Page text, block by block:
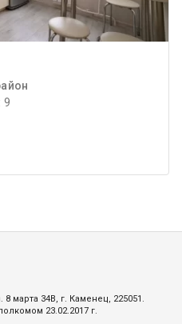
9
марта 34В, г. Каменец, 225051.
23.02.2017 г.